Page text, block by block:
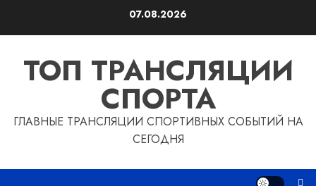
07.08.2026
ТОП ТРАНСЛЯЦИИ
СПОРТА
ГЛАВНЫЕ ТРАНСЛЯЦИИ СПОРТИВНЫХ СОБЫТИЙ НА
СЕГОДНЯ